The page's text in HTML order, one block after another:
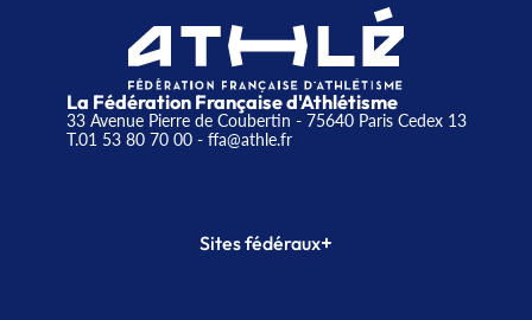
La Fédération Française d'Athlétisme
33 Avenue Pierre de Coubertin - 75640 Paris Cedex 13
T.01 53 80 70 00- ffa@athle.fr
Sites fédéraux+